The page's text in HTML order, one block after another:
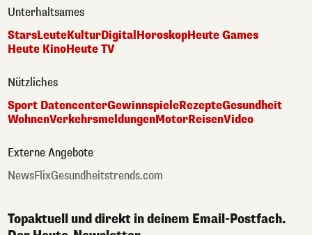
Unterhaltsames
StarsLeuteKulturDigital HoroskopHeute Games
Heute KinoHeute TV
Nützliches
Sport DatencenterGewinnspieleRezepteGesundheit
WohnenVerkehrsmeldungenMotorReisenVideo
Externe Angebote
NewsFlixGesundheitstrends.com
Topaktuell und direkt in deinem Email-Postfach.